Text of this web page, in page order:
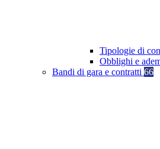
Tipologie di
Obblighi e
Bandi di gara e contratti 66